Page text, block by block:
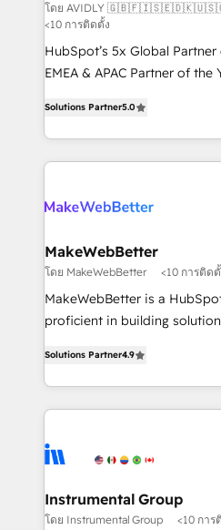
and reporting foundations ✔️
and workflow automation ✔️
programs, training, and enablement
based engagements and
improvements at the right
evolve strategically and
โดย AVIDLY
<10 การติดตั้ง
HubSpot’s 5x Global
EMEA & APAC Partner of the
and 370+ specialists across
we de-risk complex CRM
multi-region migrations to
scale. 🏆 HubSpot’s CEO called us “the partner of the
future.” Others agree it is
measurable impact.
Solutions Partner5.0
MakeWebBetter
โดย MakeWebBetter <10 การติด
MakeWebBetter is a
proficient in building
growing tech-enabler &
hands you the blend of
eminent solutions & integrations.
Elite Partners with 10+ years
Premier Partner 2023 🌟5
Won HubSpot Theme
Solutions Partner4.9
Instrumental Group
โดย Instrumental Group <10 การ